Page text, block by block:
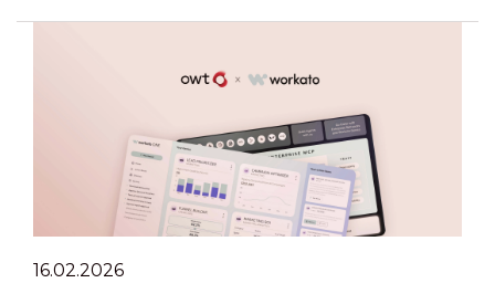
16.02.2026